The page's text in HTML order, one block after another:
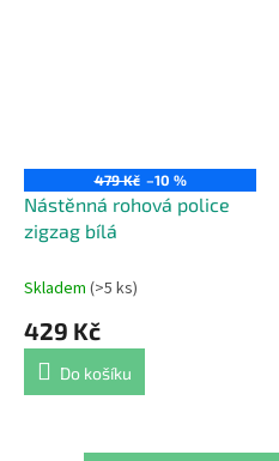
479 Kč –10 %
Nástěnná rohová police
zigzag bílá
Skladem (>5 ks)
429 Kč
Do košíku